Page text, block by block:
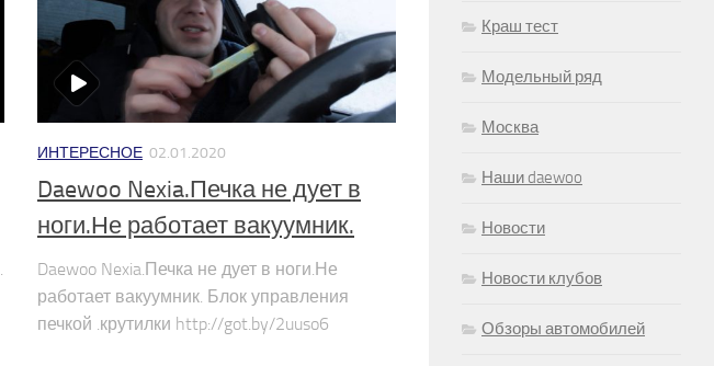
ИНТЕРЕСНОЕ 02.01.2020
Daewoo Nexia.Печка не дует в
ноги.Не работает вакуумник.
Daewoo Nexia.Печка не дует в ноги.Не
работает вакуумник. Блок управления
печкой .крутилки http://got.by/2uuso6
Краш тест
Модельный ряд
Москва
Наши daewoo
Новости
Новости клубов
Обзоры автомобилей